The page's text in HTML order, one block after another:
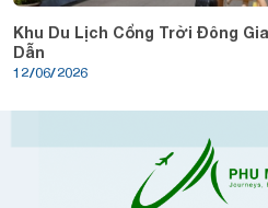
Khu Du Lịch Cổng Trời Đông
Dẫn
12/06/2026